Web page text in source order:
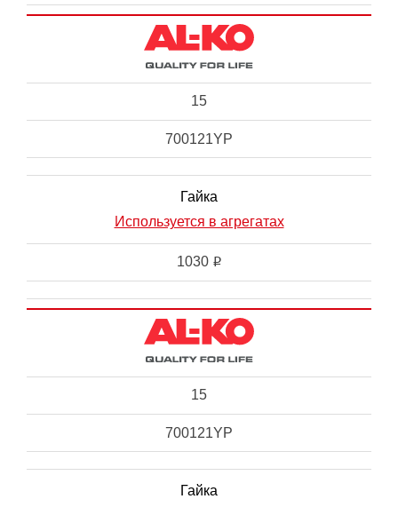
15
700121YP
Гайка
Используется в агрегатах
1030 i
15
700121YP
Гайка